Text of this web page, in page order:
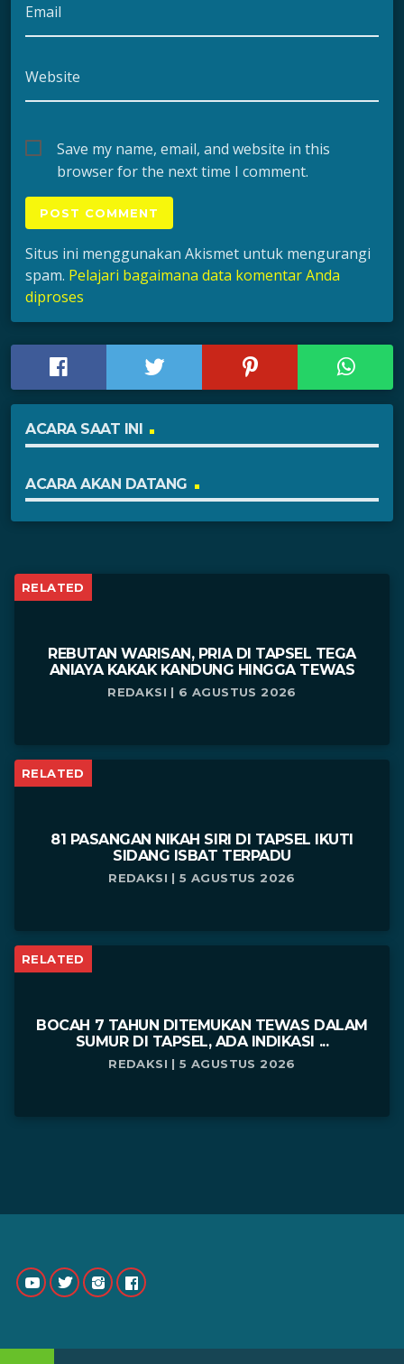
Email
Website
Save my name, email, and website in this
browser for the next time I comment.
Situs ini menggunakan Akismet untuk mengurangi
spam. Pelajari bagaimana data komentar Anda
diproses
ACARA SAAT INI
ACARA AKAN DATANG
RELATED
REBUTAN WARISAN, PRIA DI TAPSEL TEGA
ANIAYA KAKAK KANDUNG HINGGA TEWAS
REDAKSI | 6 AGUSTUS 2026
RELATED
81 PASANGAN NIKAH SIRI DI TAPSEL IKUTI
SIDANG ISBAT TERPADU
REDAKSI | 5 AGUSTUS 2026
RELATED
BOCAH 7 TAHUN DITEMUKAN TEWAS DALAM
SUMUR DI TAPSEL, ADA INDIKASI ...
REDAKSI | 5 AGUSTUS 2026